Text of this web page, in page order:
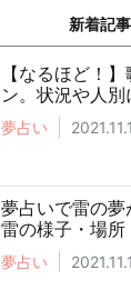
新着記事
【なるほど！
ン。状況や人
夢占い
夢占いで雷の夢
雷の様子・場所
夢占い